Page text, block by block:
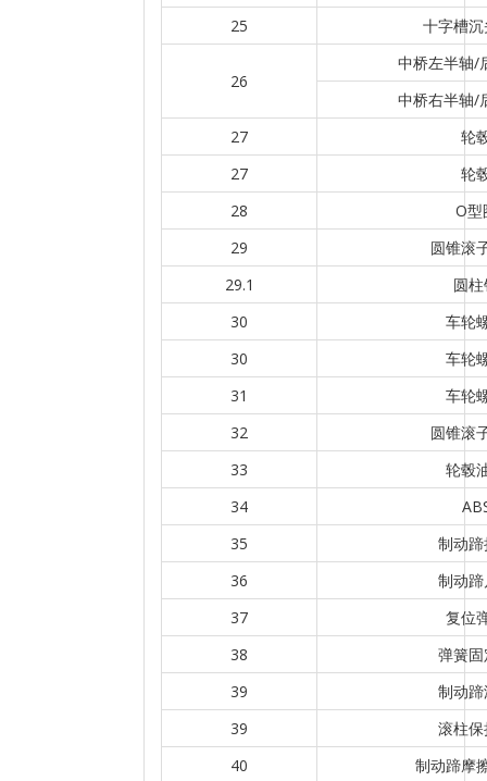
25
十字槽
26
中桥左半轴/
中桥右半轴/
27
轮
27
轮
28
O型
29
圆锥滚
29.1
圆
30
车轮
30
车轮
31
车轮
32
圆锥滚
33
轮毂
34
35
制动
36
制动
37
复位
38
弹簧
39
制动
39
滚柱
40
制动蹄摩